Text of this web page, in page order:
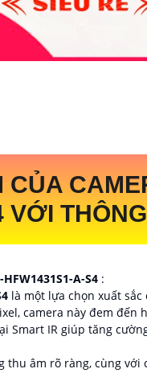
VỚI
HFW1431S1-A-S4 :
là một lựa chọn xuất
camera này đem đến
Smart IR giúp tăng
âm rõ ràng, cùng với